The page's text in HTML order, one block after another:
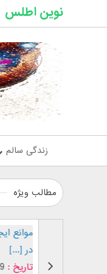
نوین اطلس
زندگی سالم
مطالب ویژه